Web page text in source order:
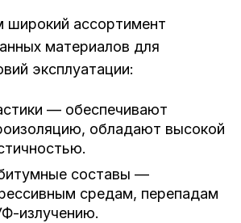
широкий ассортимент
материалов для
эксплуатации:
— обеспечивают
обладают высокой
составы —
средам, перепадам
излучению.